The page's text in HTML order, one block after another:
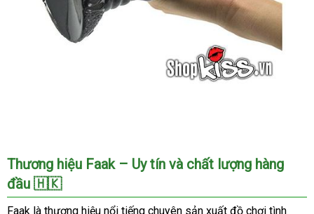
Froden
Dương
Vật
Giả
Thương hiệu Faak – Uy tín và chất lượng hàng
đầu 🇭🇰
Faak là thương hiệu nổi tiếng chuyên sản xuất đồ chơi tình